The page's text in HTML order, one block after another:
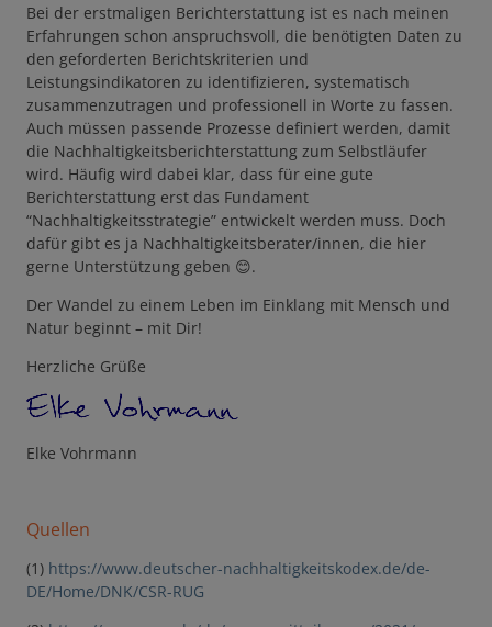
Bei der erstmaligen Berichterstattung ist es nach meinen
Erfahrungen schon anspruchsvoll, die benötigten Daten zu
den geforderten Berichtskriterien und
Leistungsindikatoren zu identifizieren, systematisch
zusammenzutragen und professionell in Worte zu fassen.
Auch müssen passende Prozesse definiert werden, damit
die Nachhaltigkeitsberichterstattung zum Selbstläufer
wird. Häufig wird dabei klar, dass für eine gute
Berichterstattung erst das Fundament
“Nachhaltigkeitsstrategie” entwickelt werden muss. Doch
dafür gibt es ja Nachhaltigkeitsberater/innen, die hier
gerne Unterstützung geben 😊.
Der Wandel zu einem Leben im Einklang mit Mensch und
Natur beginnt – mit Dir!
Herzliche Grüße
Elke Vohrmann
Quellen
(1) https://www.deutscher-nachhaltigkeitskodex.de/de-
DE/Home/DNK/CSR-RUG